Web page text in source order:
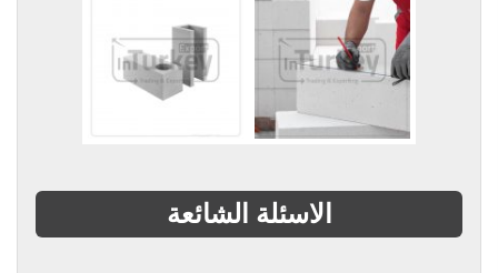
الاسئلة الشائعة